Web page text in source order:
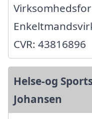
CVR: 43816896
Helse-og
Johansen